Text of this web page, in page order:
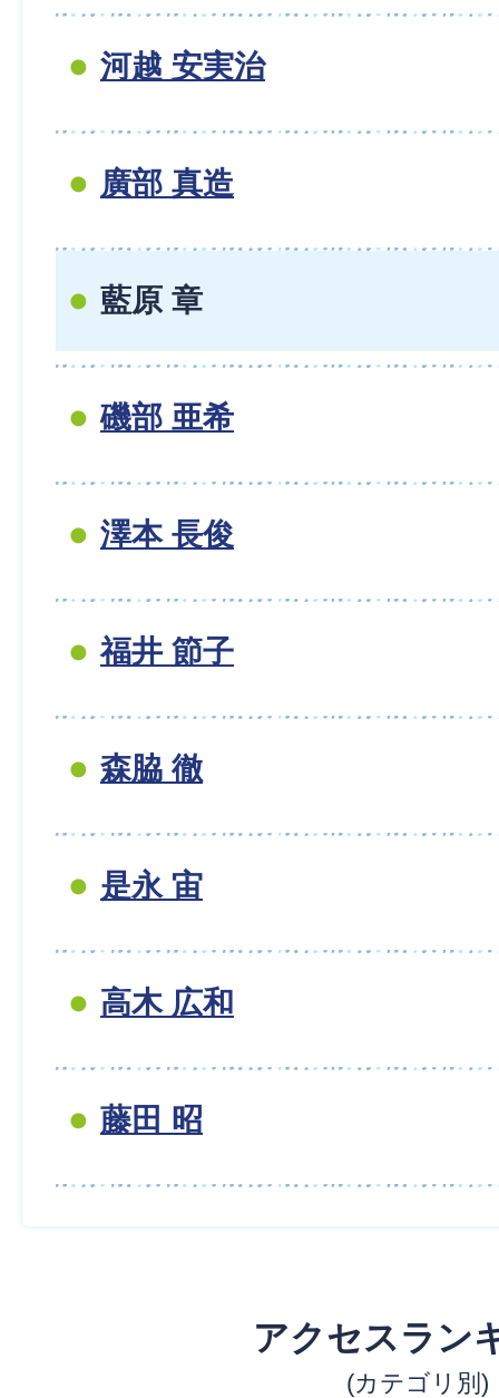
河越 安実治
廣部 真造
藍原 章
磯部 亜希
澤本 長俊
福井 節子
森脇 徹
是永 宙
高木 広和
藤田 昭
アクセスラン
(カテゴリ別)